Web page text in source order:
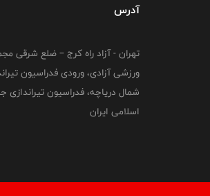
آدرس
تهران - آزاد راه کرج – ضلع شرقی
ورزشی آزادی، ورودی فدراسیون
شمال دریاچه، فدراسیون تیراندازی
اسلامی ایران